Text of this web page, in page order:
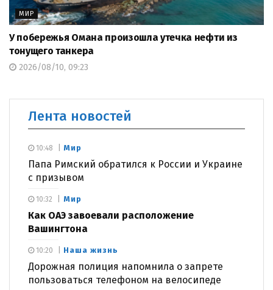
МИР
У побережья Омана произошла утечка нефти из
тонущего танкера
2026/08/10, 09:23
Лента новостей
Мир
Папа Римский обратился к России и Украине
с призывом
10:48
Мир
Как ОАЭ завоевали расположение
Вашингтона
10:32
Наша жизнь
Дорожная полиция напомнила о запрете
пользоваться телефоном на велосипеде
10:20